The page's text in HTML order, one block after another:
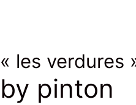
« les verdures
by pinton